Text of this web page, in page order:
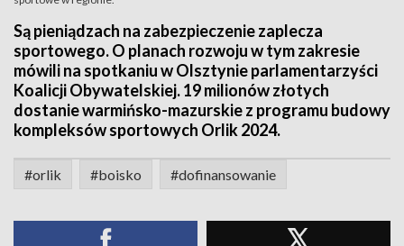
Są pieniądzach na zabezpieczenie zaplecza
sportowego. O planach rozwoju w tym zakresie
mówili na spotkaniu w Olsztynie parlamentarzyści
Koalicji Obywatelskiej. 19 milionów złotych
dostanie warmińsko-mazurskie z programu budowy
kompleksów sportowych Orlik 2024.
#orlik #boisko #dofinansowanie